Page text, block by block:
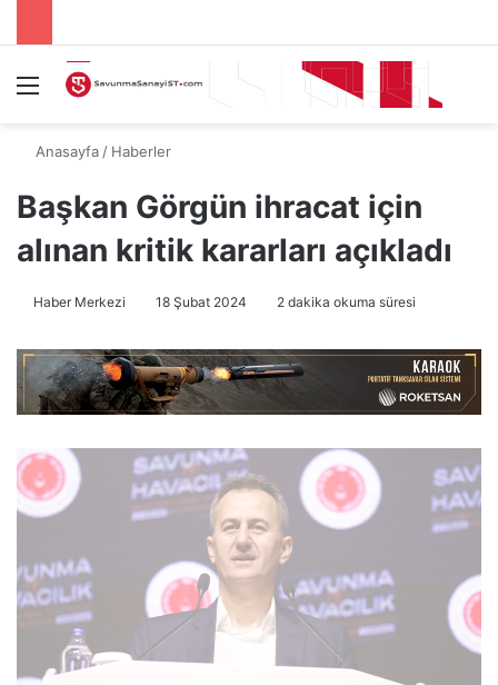
Menü
Anasayfa / Haberler
Başkan Görgün ihracat için
alınan kritik kararları açıkladı
Haber Merkezi 18 Şubat 2024 2 dakika okuma süresi